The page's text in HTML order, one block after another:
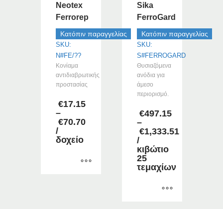
Neotex
Ferrorep
Κατόπιν παραγγελίας
SKU:
N#FE/??
Κονίαμα
αντιδιαβρωτικής
προστασίας
€17.15
–
€70.70
Price
range:
€17.15
through
/
δοχείο
Sika
FerroGard
Κατόπιν παραγγελίας
SKU:
S#FERROGARD
Θυσιαζόμενα
ανόδια για
άμεσο
περιορισμό.
€497.15
–
€1,333.51
Price
range:
€497.15
through
€1,333.51
/
κιβώτιο
25
τεμαχίων